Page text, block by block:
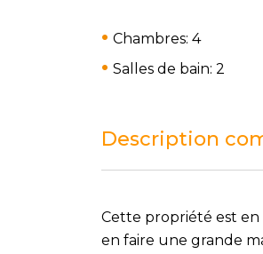
Chambres: 4
Salles de bain: 2
Description
Cette propriété est
en faire une grande